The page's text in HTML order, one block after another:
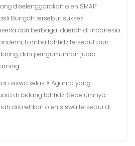
diselenggarakan oleh SMAIT
Bungah tersebut sukses
dari berbagai daerah di Indonesia.
Lomba tahfidz tersebut pun
dan pengumuman juara
siswa kelas X Agama yang
di bidang tahfidz. Sebelumnya,
ditorehkan oleh siswa tersebur di